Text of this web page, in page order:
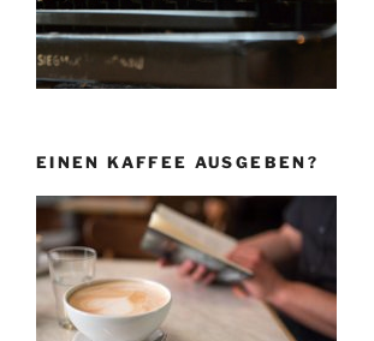
EINEN KAFFEE AUSGEBEN?